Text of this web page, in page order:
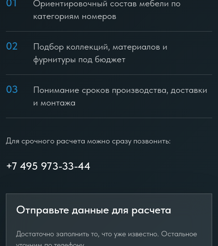
Ориентировочный состав мебели по
категориям номеров
02
Подбор коллекций, материалов и
фурнитуры под бюджет
03
Понимание сроков производства, доставки
и монтажа
Для срочного расчета можно сразу позвонить:
+7 495 973-33-44
Отправьте данные для расчета
Достаточно заполнить то, что уже известно. Остальное